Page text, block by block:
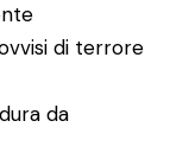
di terrore
da